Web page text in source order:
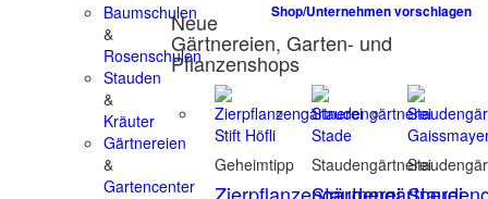
Baumschulen
&
Rosenschulen
Stauden
&
Kräuter
Gärtnereien
&
Gartencenter
Shop/Unternehmen vorschlagen
Neue
Gärtnereien, Garten- und
Pflanzenshops
Geheimtipp Staudengärtnerei